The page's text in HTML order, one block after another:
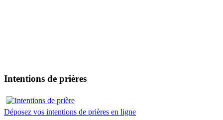
Intentions de prières
Déposez vos intentions de prières en ligne